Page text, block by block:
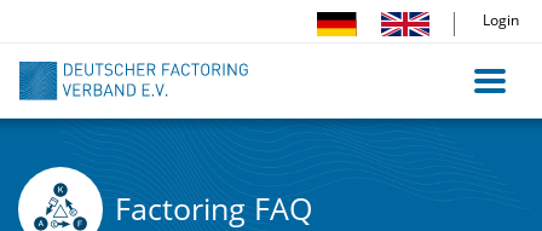
Inhalt
Login
Factoring FAQ